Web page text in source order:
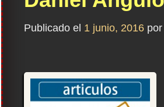
Publicado el 1 junio, 2016 por